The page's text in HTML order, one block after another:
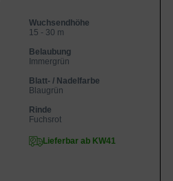
Wuchsendhöhe
15 - 30 m
Belaubung
Immergrün
Blatt- / Nadelfarbe
Blaugrün
Rinde
Fuchsrot
Lieferbar ab KW41